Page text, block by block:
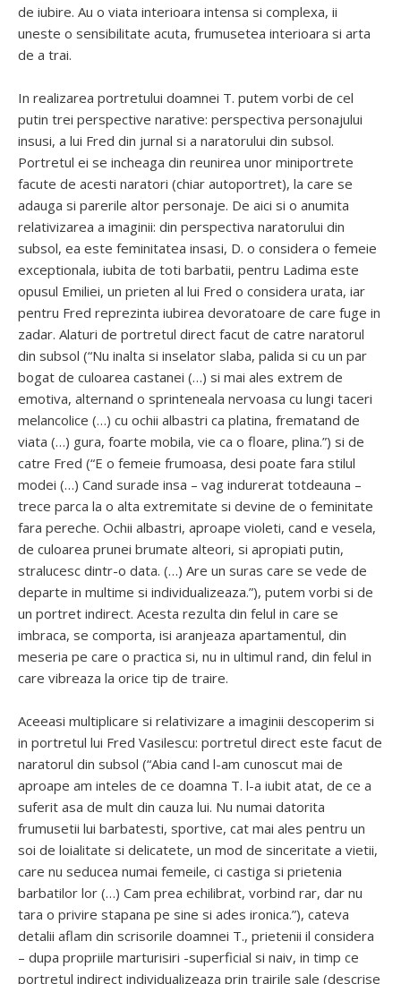
de iubire. Au o viata interioara intensa si complexa, ii
uneste o sensibilitate acuta, frumusetea interioara si arta
de a trai.
In realizarea portretului doamnei T. putem vorbi de cel
putin trei perspective narative: perspectiva personajului
insusi, a lui Fred din jurnal si a naratorului din subsol.
Portretul ei se incheaga din reunirea unor miniportrete
facute de acesti naratori (chiar autoportret), la care se
adauga si parerile altor personaje. De aici si o anumita
relativizarea a imaginii: din perspectiva naratorului din
subsol, ea este feminitatea insasi, D. o considera o femeie
exceptionala, iubita de toti barbatii, pentru Ladima este
opusul Emiliei, un prieten al lui Fred o considera urata, iar
pentru Fred reprezinta iubirea devoratoare de care fuge in
zadar. Alaturi de portretul direct facut de catre naratorul
din subsol (“Nu inalta si inselator slaba, palida si cu un par
bogat de culoarea castanei (…) si mai ales extrem de
emotiva, alternand o sprinteneala nervoasa cu lungi taceri
melancolice (…) cu ochii albastri ca platina, frematand de
viata (…) gura, foarte mobila, vie ca o floare, plina.”) si de
catre Fred (“E o femeie frumoasa, desi poate fara stilul
modei (…) Cand surade insa – vag indurerat totdeauna –
trece parca la o alta extremitate si devine de o feminitate
fara pereche. Ochii albastri, aproape violeti, cand e vesela,
de culoarea prunei brumate alteori, si apropiati putin,
stralucesc dintr-o data. (…) Are un suras care se vede de
departe in multime si individualizeaza.”), putem vorbi si de
un portret indirect. Acesta rezulta din felul in care se
imbraca, se comporta, isi aranjeaza apartamentul, din
meseria pe care o practica si, nu in ultimul rand, din felul in
care vibreaza la orice tip de traire.
Aceeasi multiplicare si relativizare a imaginii descoperim si
in portretul lui Fred Vasilescu: portretul direct este facut de
naratorul din subsol (“Abia cand l-am cunoscut mai de
aproape am inteles de ce doamna T. l-a iubit atat, de ce a
suferit asa de mult din cauza lui. Nu numai datorita
frumusetii lui barbatesti, sportive, cat mai ales pentru un
soi de loialitate si delicatete, un mod de sinceritate a vietii,
care nu seducea numai femeile, ci castiga si prietenia
barbatilor lor (…) Cam prea echilibrat, vorbind rar, dar nu
tara o privire stapana pe sine si ades ironica.”), cateva
detalii aflam din scrisorile doamnei T., prietenii il considera
– dupa propriile marturisiri -superficial si naiv, in timp ce
portretul indirect individualizeaza prin trairile sale (descrise